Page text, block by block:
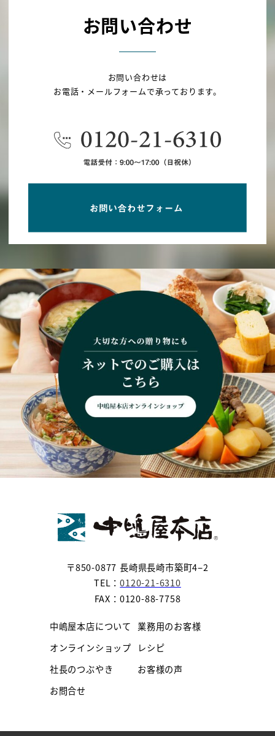
●HACCPを取得した自社工場で製造
理の素材を引き立てる万能な出汁パックです。
お問い合わせ
お問い合わせは
お電話・メールフォームで承っております。
〒850-0877 長崎県長崎市築町4−2
TEL：0120-21-6310
FAX：0120-88-7758
中嶋屋本店について
業務用のお客様
オンラインショップ
レシピ
社長のつぶやき
お客様の声
お問合せ